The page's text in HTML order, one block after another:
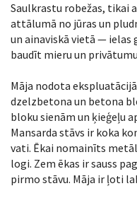
Uzņēmums
Kontakti
Saulkrastu robežas, tikai
attālumā no jūras un
un ainaviskā vietā — ielas
baudīt mieru un
Māja nodota
dzelzbetona un betona
bloku sienām un ķieģeļu
Mansarda stāvs ir koka
vati. Ēkai nomainīts
logi. Zem ēkas ir sauss
pirmo stāvu. Māja ir ļoti